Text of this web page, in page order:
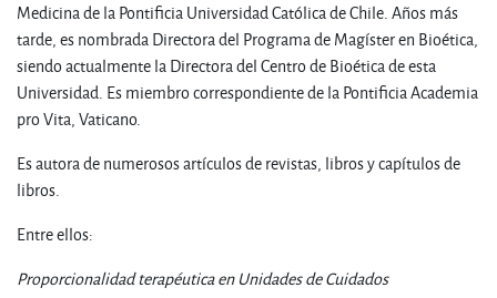
Medicina de la Pontificia Universidad Católica de Chile. Años más
tarde, es nombrada Directora del Programa de Magíster en Bioética,
siendo actualmente la Directora del Centro de Bioética de esta
Universidad. Es miembro correspondiente de la Pontificia Academia
pro Vita, Vaticano.
Es autora de numerosos artículos de revistas, libros y capítulos de
libros.
Entre ellos:
Proporcionalidad terapéutica en Unidades de Cuidados